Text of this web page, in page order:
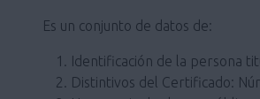
Es un conjunto de datos de:
Identificación de la persona
Distintivos del Certificado: